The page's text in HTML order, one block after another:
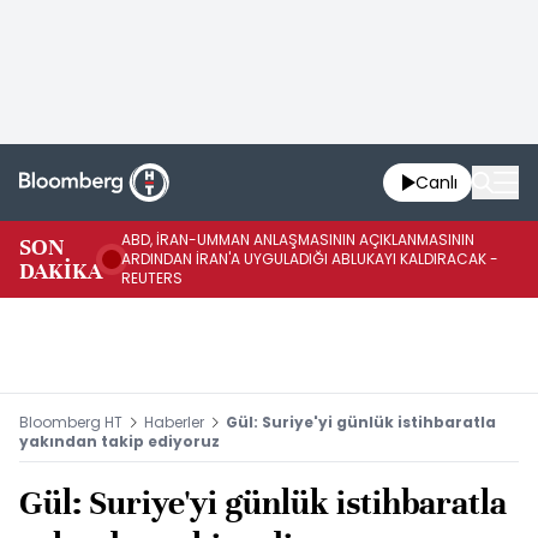
Canlı
SON
DAKİKA
ABD, İRAN-UMMAN ANLAŞMASININ AÇIKLANMASININ
ARDINDAN İRAN'A UYGULADIĞI ABLUKAYI KALDIRACAK -
REUTERS
Bloomberg HT Haberler
Gül: Suriye'yi günlük istihbaratla
yakından takip ediyoruz
Gül: Suriye'yi günlük istihbaratla